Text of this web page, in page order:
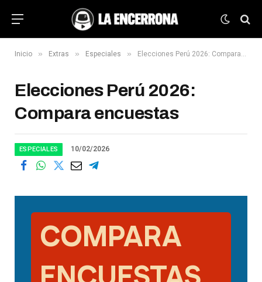
Inicio » Extras » Especiales » Elecciones Perú 2026: Compara encuestas
Elecciones Perú 2026:
Compara encuestas
ESPECIALES 10/02/2026